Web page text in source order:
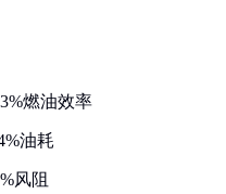
燃油效率
油耗
风阻